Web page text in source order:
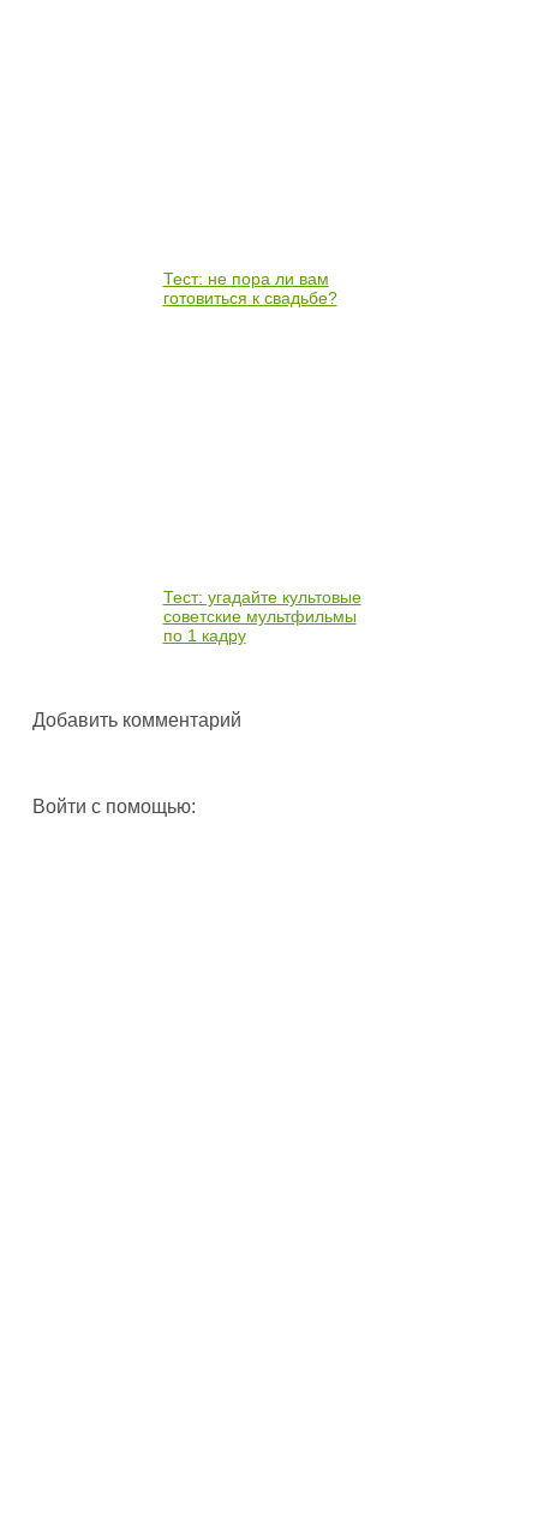
Тест: не пора ли вам
готовиться к свадьбе?
Тест: угадайте культовые
советские мультфильмы
по 1 кадру
Добавить комментарий
Войти с помощью: